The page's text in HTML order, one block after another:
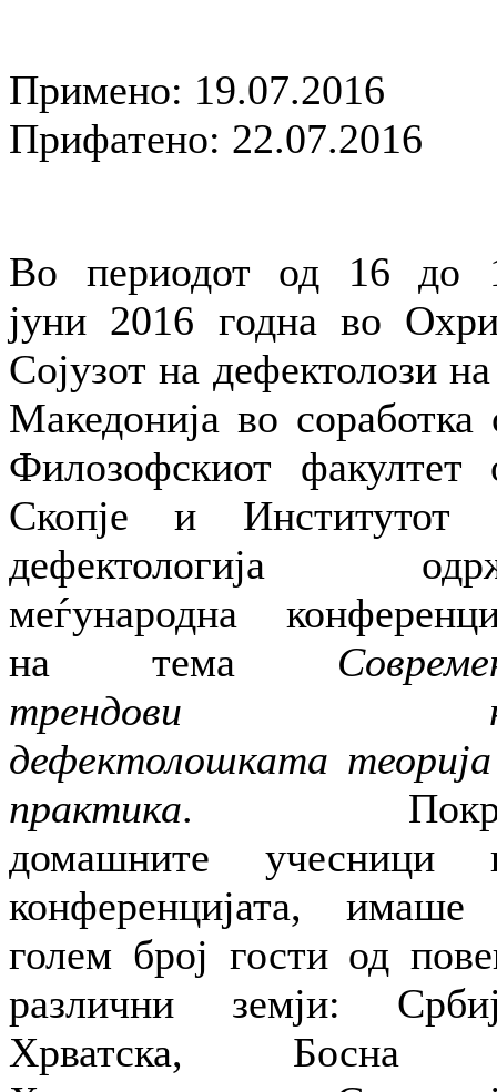
Примено: 19.07.2016
Прифатено: 22.07.2016
Во периодот од 16 до
јуни 2016 годна во
Сојузот на дефектолози
Македонија во соработка
Филозофскиот факултет
Скопје и Институтот
дефектологија
меѓународна
на тема
трендови
дефектолошката
практика.
домашните учесници
конференцијата,
голем број гости од
различни земји:
Хрватска, Босна